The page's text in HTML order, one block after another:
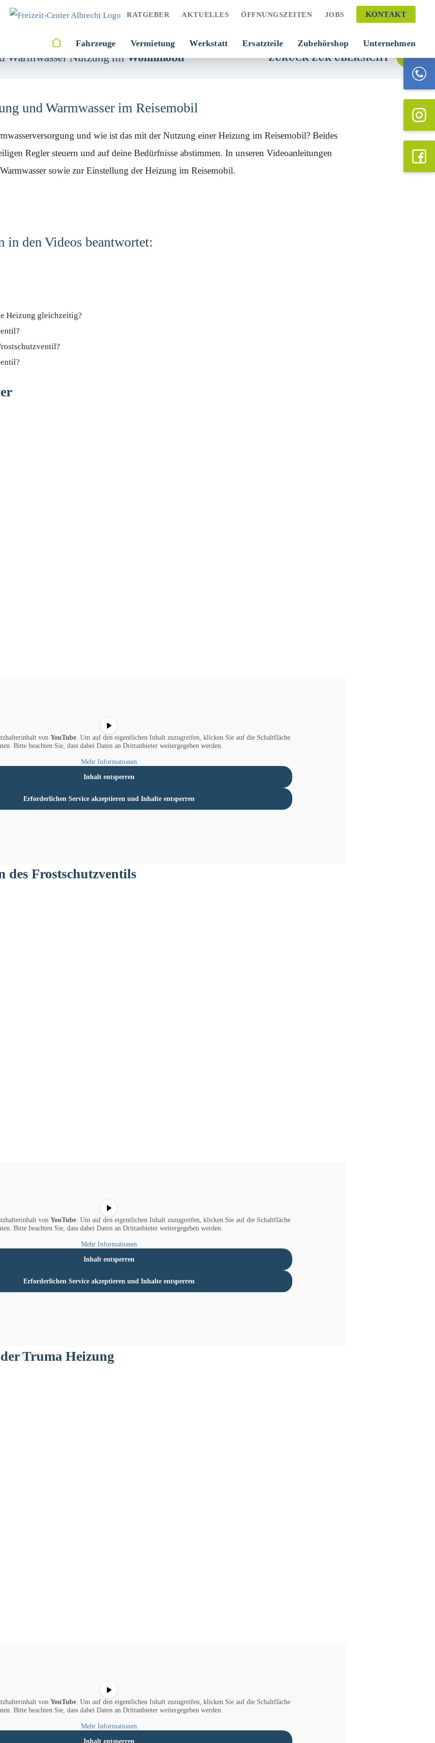
RATGEBER AKTUELLES ÖFFNUNGSZEITEN JOBS KONTAKT
Fahrzeuge Vermietung Werkstatt Ersatzteile Zubehörshop Unternehmen
Warmwasser Nutzung imWohnmobil ZURÜCK ZUR ÜBERSICHT
und Warmwasser im Reisemobil
und wie ist das mit der Nutzung einer Heizung im Reisemobil? Beides
Regler steuern und auf deine Bedürfnisse abstimmen. In unseren Videoanleitungen
sowie zur Einstellung der Heizung im Reisemobil.
in den Videos beantwortet:
Heizung gleichzeitig?
von YouTube. Um auf den eigentlichen Inhalt zuzugreifen, klicken Sie auf die Schaltfläche
Bitte beachten Sie, dass dabei Daten an Drittanbieter weitergegeben werden.
Mehr Informationen
Inhalt entsperren
Erforderlichen Service akzeptieren und Inhalte entsperren
Frostschutzventils
von YouTube. Um auf den eigentlichen Inhalt zuzugreifen, klicken Sie auf die Schaltfläche
Bitte beachten Sie, dass dabei Daten an Drittanbieter weitergegeben werden.
Mehr Informationen
Inhalt entsperren
Erforderlichen Service akzeptieren und Inhalte entsperren
Truma Heizung
von YouTube. Um auf den eigentlichen Inhalt zuzugreifen, klicken Sie auf die Schaltfläche
Bitte beachten Sie, dass dabei Daten an Drittanbieter weitergegeben werden.
Mehr Informationen
Inhalt entsperren